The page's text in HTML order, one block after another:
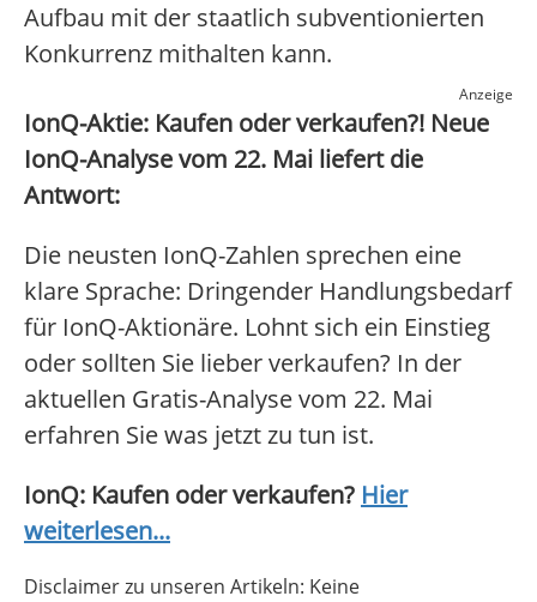
Aufbau mit der staatlich subventionierten
Konkurrenz mithalten kann.
Anzeige
IonQ-Aktie: Kaufen oder verkaufen?! Neue
IonQ-Analyse vom 22. Mai liefert die
Antwort:
Die neusten IonQ-Zahlen sprechen eine
klare Sprache: Dringender Handlungsbedarf
für IonQ-Aktionäre. Lohnt sich ein Einstieg
oder sollten Sie lieber verkaufen? In der
aktuellen Gratis-Analyse vom 22. Mai
erfahren Sie was jetzt zu tun ist.
IonQ: Kaufen oder verkaufen? Hier
weiterlesen...
Disclaimer zu unseren Artikeln: Keine